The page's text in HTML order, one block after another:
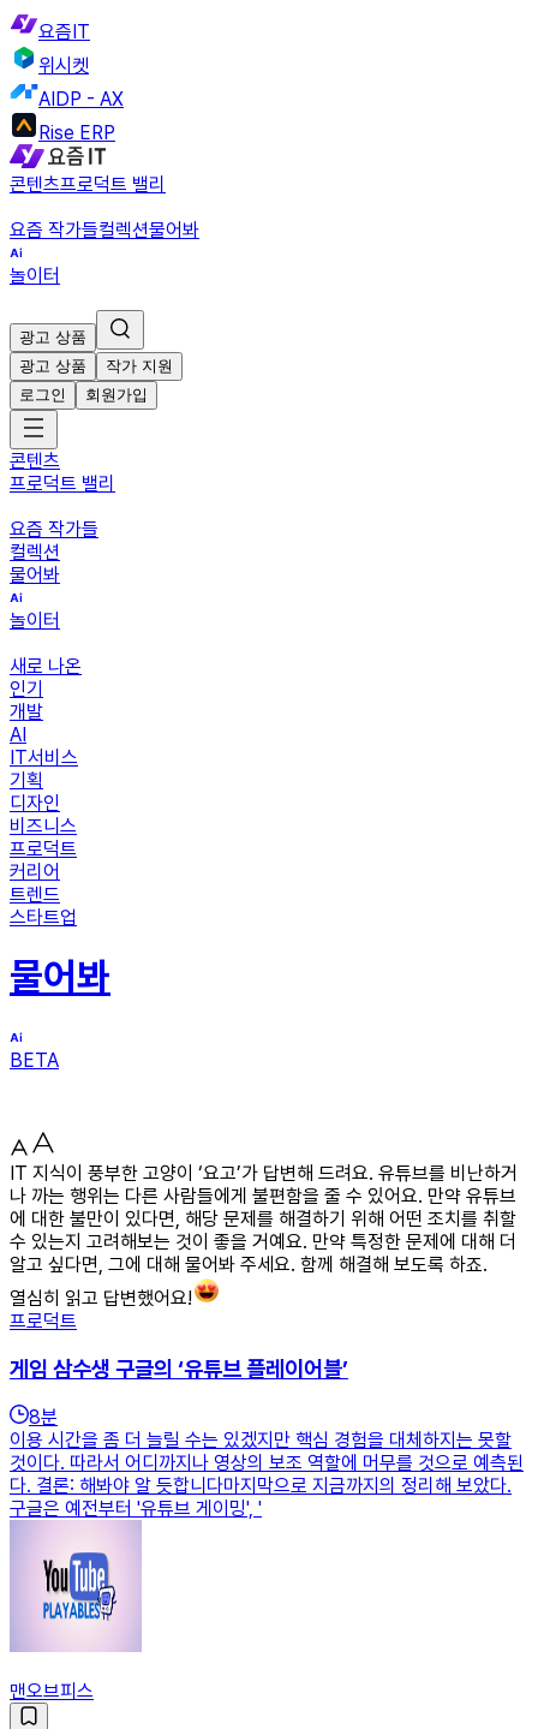
요즘IT
위시켓
AIDP - AX
Rise ERP
콘텐츠프로덕트 밸리
요즘 작가들컬렉션물어봐
놀이터
광고 상품
광고 상품
작가 지원
로그인
회원가입
콘텐츠
프로덕트 밸리
요즘 작가들
컬렉션
물어봐
놀이터
새로 나온
인기
개발
AI
IT서비스
기획
디자인
비즈니스
프로덕트
커리어
트렌드
스타트업
물어봐
BETA
IT 지식이 풍부한 고양이 ‘요고’가 답변해 드려요. 유튜브를 비난하거
나 까는 행위는 다른 사람들에게 불편함을 줄 수 있어요. 만약 유튜브
에 대한 불만이 있다면, 해당 문제를 해결하기 위해 어떤 조치를 취할
수 있는지 고려해보는 것이 좋을 거예요. 만약 특정한 문제에 대해 더
알고 싶다면, 그에 대해 물어봐 주세요. 함께 해결해 보도록 하죠.
열심히 읽고 답변했어요!
프로덕트
게임 삼수생 구글의 ‘유튜브 플레이어블’
8분
이용 시간을 좀 더 늘릴 수는 있겠지만 핵심 경험을 대체하지는 못할
것이다. 따라서 어디까지나 영상의 보조 역할에 머무를 것으로 예측된
다. 결론: 해봐야 알 듯합니다마지막으로 지금까지의 정리해 보았다.
구글은 예전부터 '유튜브 게이밍', '
맨오브피스